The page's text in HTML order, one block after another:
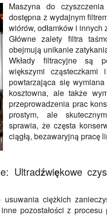
Maszyna do
dostępna z wydajnym
wiórów, odłamków i
Główne zalety filtra
obejmują unikanie
Wkłady filtracyjne są
większymi
powtarzająca się
kosztowna, ale także
przeprowadzenia prac
prostym, ale
sprawia, że częsta
ciągłą, bezawaryjną pracę
Ultradźwiękowe
ciężkich
pozostałości z